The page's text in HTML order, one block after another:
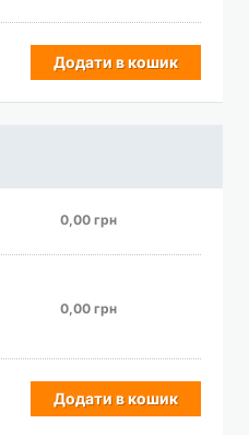
Додати в кошик
0,00 грн
0,00 грн
Додати в кошик